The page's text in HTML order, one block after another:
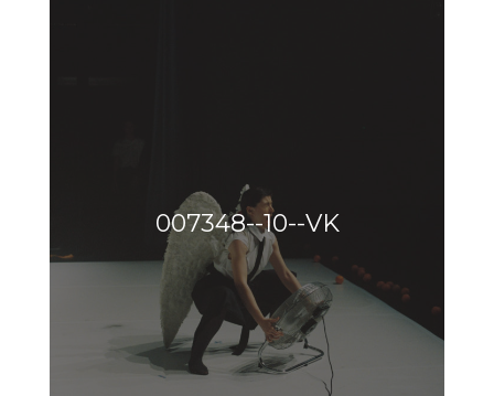
007348--10--VK